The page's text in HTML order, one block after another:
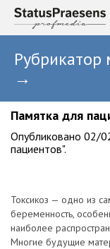
Рубрикатор
→
Памятка для
Опубликовано 02/
пациентов".
Токсикоз — одно из
беременность,
наиболее
Многие будущие